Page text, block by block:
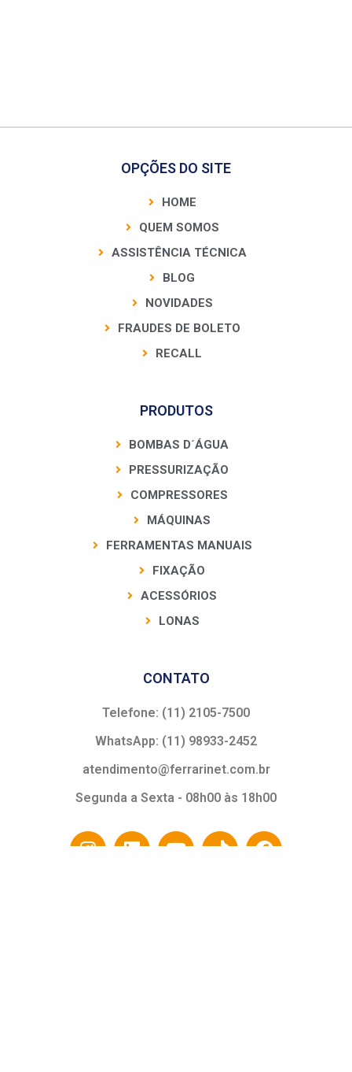
OPÇÕES DO SITE
HOME
QUEM SOMOS
ASSISTÊNCIA TÉCNICA
BLOG
NOVIDADES
FRAUDES DE BOLETO
RECALL
PRODUTOS
BOMBAS D´ÁGUA
PRESSURIZAÇÃO
COMPRESSORES
MÁQUINAS
FERRAMENTAS MANUAIS
FIXAÇÃO
ACESSÓRIOS
LONAS
CONTATO
Telefone: (11) 2105-7500
WhatsApp: (11) 98933-2452
atendimento@ferrarinet.com.br
Segunda a Sexta - 08h00 às 18h00